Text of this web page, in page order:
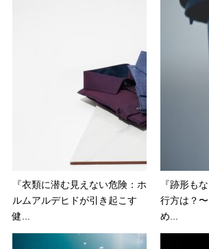
『衣類に潜む見えない危険：ホ
ルムアルデヒドが引き起こす
健...
『跡形も
行方は？
め...